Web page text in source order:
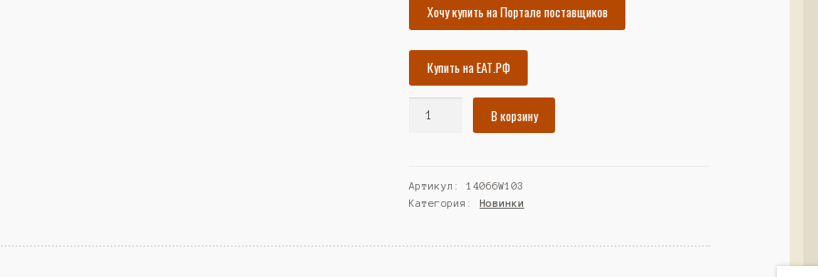
Хочу купить на Портале поставщиков
Купить на ЕАТ.РФ
Волны"
№1Б
левосторонней
В корзину
Артикул:14066W103
Категория:Новинки